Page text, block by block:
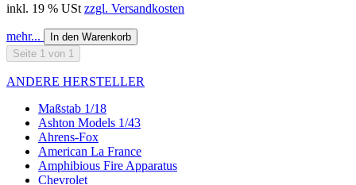
inkl. 19 % USt zzgl. Versandkosten
mehr...
In den Warenkorb
Seite 1 von 1
ANDERE HERSTELLER
Maßstab 1/18
Ashton Models 1/43
Ahrens-Fox
American La France
Amphibious Fire Apparatus
Chevrolet